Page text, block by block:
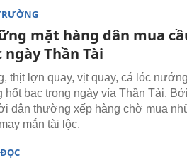
mặt hàng dân mua
ngày Thần Tài
thịt lợn quay, vịt quay, cá lóc
hốt bạc trong ngày vía Thần Tài.
dân thường xếp hàng chờ mua
mắn tài lộc.